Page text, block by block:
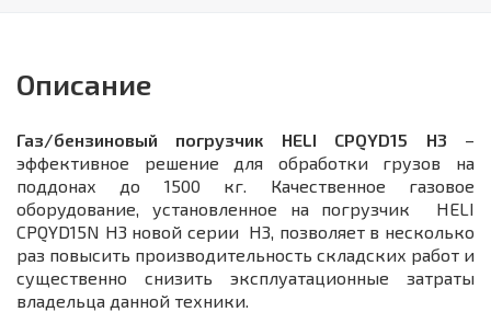
Описание
Газ/бензиновый погрузчик HELI CPQYD15 H3 –
эффективное решение для обработки грузов на
поддонах до 1500 кг. Качественное газовое
оборудование, установленное на погрузчик HELI
CPQYD15N H3 новой серии H3, позволяет в несколько
раз повысить производительность складских работ и
существенно снизить эксплуатационные затраты
владельца данной техники.